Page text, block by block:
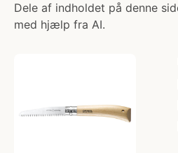
Dele af indholdet på denne
med hjælp fra AI.